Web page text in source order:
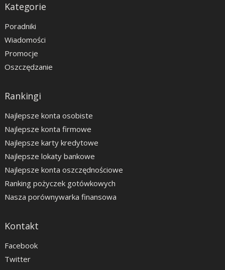
Kategorie
Poradniki
Wiadomości
Promocje
Oszczędzanie
Rankingi
Najlepsze konta osobiste
Najlepsze konta firmowe
Najlepsze karty kredytowe
Najlepsze lokaty bankowe
Najlepsze konta oszczędnościowe
Ranking pożyczek gotówkowych
Nasza porównywarka finansowa
Kontakt
Facebook
Twitter